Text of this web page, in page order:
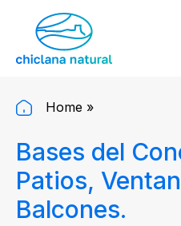
Home »
Bases del
Patios,
Balcones.